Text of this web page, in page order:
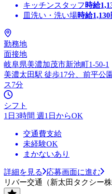
キッチンスタッフ 時給
皿洗い・洗い場時給1,130
勤務地
面接地
岐阜県美濃加茂市新池町1-50-1
美濃太田駅 徒歩17分、前平公
ス7分
シフト
1日3時間 週1日からOK
交通費支給
未経験OK
まかないあり
詳細を見る
応募画面に進む
リバー交通（新太田タクシー